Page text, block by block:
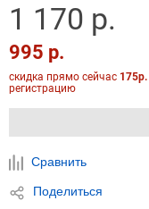
1 170 р.
995 р.
скидка прямо сейчас 175р.
регистрацию
Сравнить
Поделиться